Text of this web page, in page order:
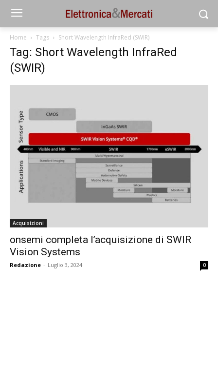
Home Tags Short Wavelength InfraRed (SWIR)
Tag: Short Wavelength InfraRed
(SWIR)
Acquisizioni
onsemi completa l’acquisizione di SWIR
Vision Systems
Redazione - Luglio 3, 2024 0